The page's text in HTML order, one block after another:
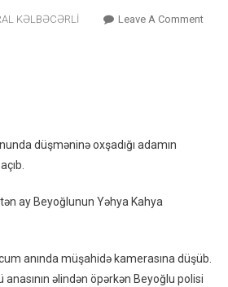
KƏLBƏCƏRLİ Leave A CommentOn
düşməninə oxşadığı adamın
ay Beyoğlunun Yəhya Kahya
anında müşahidə kamerasına düşüb.
əlindən öpərkən Beyoğlu polisi